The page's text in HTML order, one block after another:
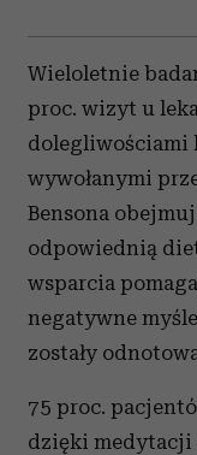
Wieloletnie
proc. wizyt u
dolegliwościami
wywołanymi
Bensona
odpowiednią
wsparcia
negatywne
zostały
75 proc.
dzięki medytacji